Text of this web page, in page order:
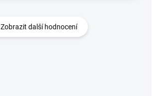
Zobrazit další hodnocení